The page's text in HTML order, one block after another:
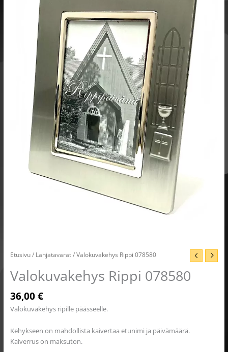
Etusivu/ Lahjatavarat/ Valokuvakehys Rippi 078580
Valokuvakehys Rippi 078580
36,00€
Valokuvakehys ripille päässeelle.
Kehykseen on mahdollista kaivertaa etunimi ja päivämäärä.
Kaiverrus on maksuton.